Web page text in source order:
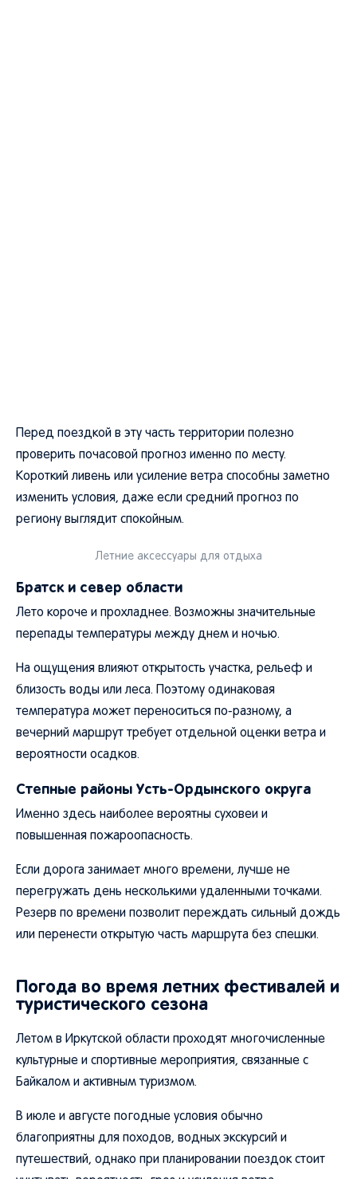
Перед поездкой в эту часть территории полезно
проверить почасовой прогноз именно по месту.
Короткий ливень или усиление ветра способны заметно
изменить условия, даже если средний прогноз по
региону выглядит спокойным.
Летние аксессуары для отдыха
Братск и север области
Лето короче и прохладнее. Возможны значительные
перепады температуры между днем и ночью.
На ощущения влияют открытость участка, рельеф и
близость воды или леса. Поэтому одинаковая
температура может переноситься по-разному, а
вечерний маршрут требует отдельной оценки ветра и
вероятности осадков.
Степные районы Усть-Ордынского округа
Именно здесь наиболее вероятны суховеи и
повышенная пожароопасность.
Если дорога занимает много времени, лучше не
перегружать день несколькими удаленными точками.
Резерв по времени позволит переждать сильный дождь
или перенести открытую часть маршрута без спешки.
Погода во время летних фестивалей и
туристического сезона
Летом в Иркутской области проходят многочисленные
культурные и спортивные мероприятия, связанные с
Байкалом и активным туризмом.
В июле и августе погодные условия обычно
благоприятны для походов, водных экскурсий и
путешествий, однако при планировании поездок стоит